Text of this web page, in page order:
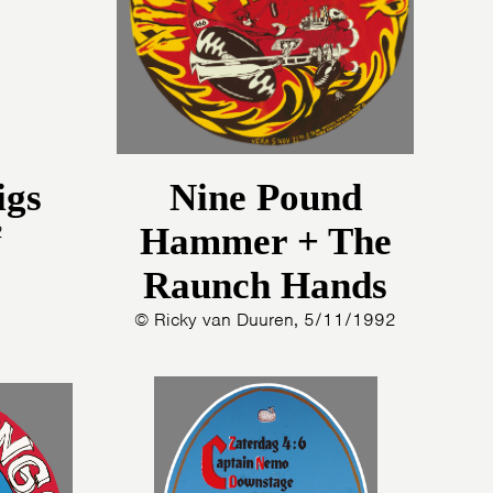
Nine Pound
Hammer + The
Raunch Hands
© Ricky van Duuren, 5/11/1992